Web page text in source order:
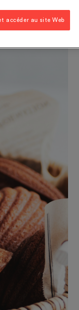
accéder au site Web